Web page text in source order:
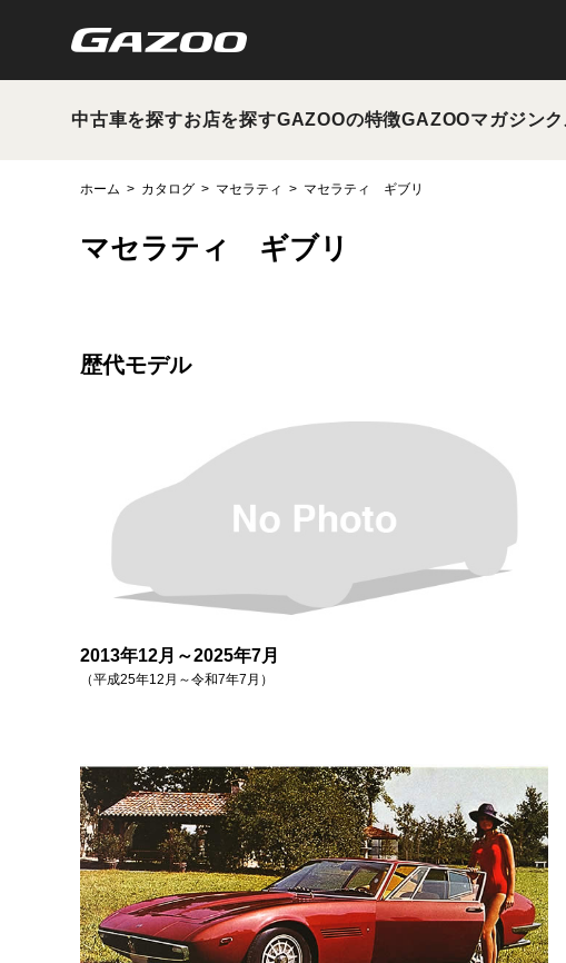
中古車を探すお店を探すGAZOOの特徴GAZOOマガジン
ホーム カタログ マセラティ マセラティ ギブリ
マセラティ ギブリ
歴代モデル
2013年12月～2025年7月
（平成25年12月～令和7年7月）